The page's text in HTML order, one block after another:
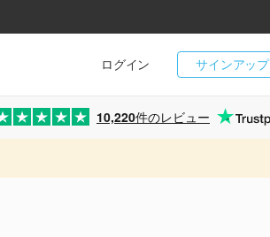
サインアップ
ログイン
10,220件のレビュー